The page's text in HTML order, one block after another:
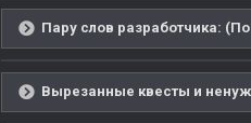
Пару слов разработчика:
Вырезанные квесты и